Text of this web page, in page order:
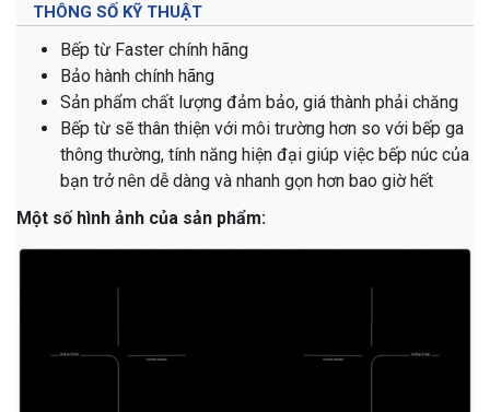
THÔNG SỐ KỸ THUẬT
Bếp từ Faster chính hãng
Bảo hành chính hãng
Sản phẩm chất lượng đảm bảo, giá thành phải chăng
Bếp từ sẽ thân thiện với môi trường hơn so với bếp ga
thông thường, tính năng hiện đại giúp việc bếp núc của
bạn trở nên dễ dàng và nhanh gọn hơn bao giờ hết
Một số hình ảnh của sản phẩm: